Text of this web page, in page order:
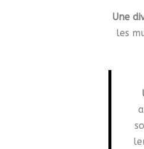
Une
les